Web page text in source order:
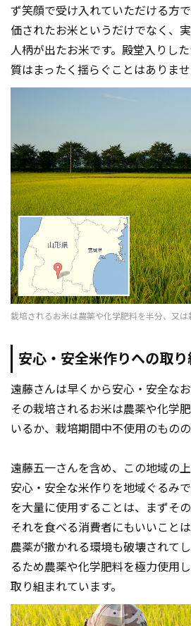
ず笑顔で受け入れていただける方
価されたお米というだけでなく、
人柄が出たお米です。殿堂入りし
質はまったく揺らぐことはありませ
栽培されるお米は農薬や化学肥料を半分、又は
安心・安全米作りへの取り
遠藤さんは早くから安心・安全な
その栽培されるお米は農薬や化学
いるか、栽培期間中不使用のものの
遠藤五一さんを含め、この地域の
安心・安全な米作りを地域ぐるみ
を大量に使用することは、まずそ
それを食べる消費者にもいいこと
農薬が撒かれる環境も破壊されて
るため農薬や化学肥料を極力使用
取り組まれています。